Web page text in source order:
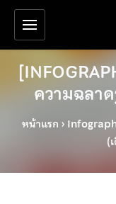
ข้ามไปยังเนื้อหาหลัก
เครื่องมือช่วยเหลือ
ความฉลา
หน้าแรก ›
(